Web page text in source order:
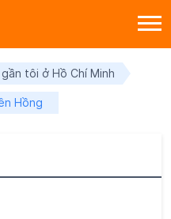
tôi ở Hồ Chí Minh
Hồng